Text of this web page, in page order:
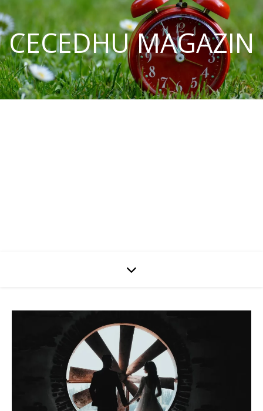
CECEDHU MAGAZIN